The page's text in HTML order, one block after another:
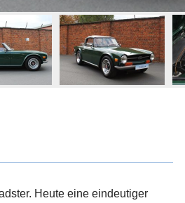
Heute eine eindeutiger